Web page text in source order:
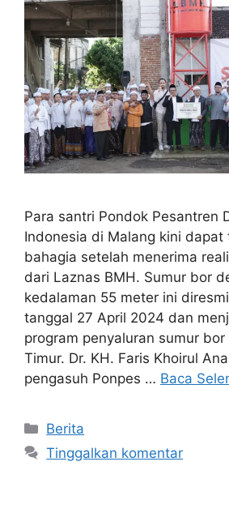
Para santri Pondok Pesantren
Indonesia di Malang kini dapat
bahagia setelah menerima
dari Laznas BMH. Sumur bor
kedalaman 55 meter ini
tanggal 27 April 2024 dan
program penyaluran sumur
Timur. Dr. KH. Faris Khoirul
pengasuh Ponpes … Baca
Kategori
Berita
Tinggalkan komentar